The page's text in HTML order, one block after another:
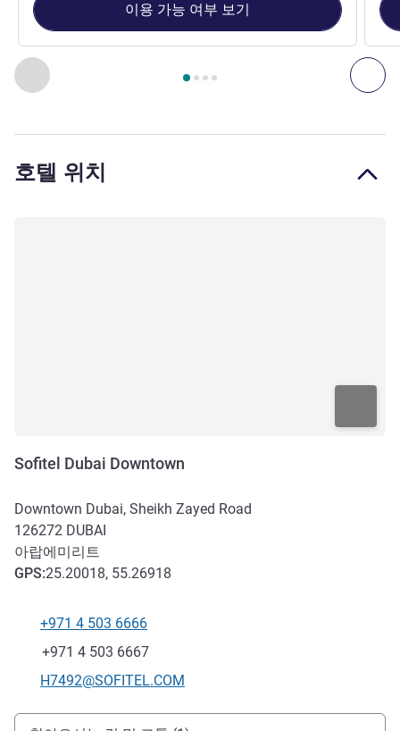
이전 - 객실 다
4 페이지 , 객실 1 : LUXURY ROOM, 1 King Bed , 객실 2 :
이용 가능 여부 보기
호텔 위치
Sofitel Dubai Downtown
Downtown Dubai, Sheikh Zayed Road
126272 DUBAI
아랍에미리트
GPS:25.20018, 55.26918
전화
+971 4 503 6666
팩스
+971 4 503 6667
E-mail
H7492@SOFITEL.COM
호텔 접근 및 교통